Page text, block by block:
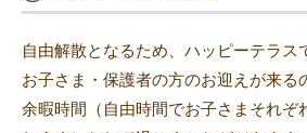
自由解散となるため、ハッピーテラス
お子さま・保護者の方のお迎えが来る
余暇時間（自由時間でお子さまそれぞ